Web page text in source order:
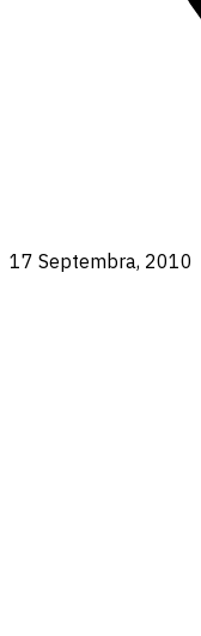
17 Septembra, 2010